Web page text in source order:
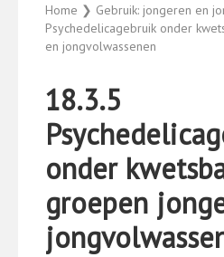
Home ❯ Gebruik: jongeren en
Psychedelicagebruik onder
en jongvolwassenen
18.3.5
onder
groepen